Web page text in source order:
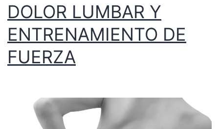
DOLOR LUMBAR Y
ENTRENAMIENTO DE
FUERZA